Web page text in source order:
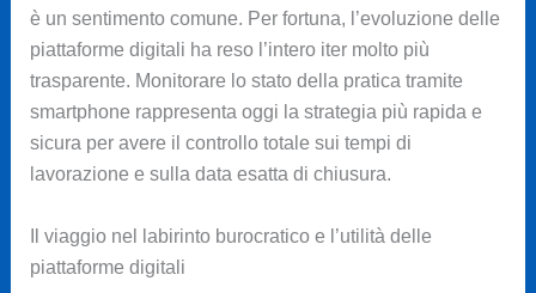
è un sentimento comune. Per fortuna, l’evoluzione delle
piattaforme digitali ha reso l’intero iter molto più
trasparente. Monitorare lo stato della pratica tramite
smartphone rappresenta oggi la strategia più rapida e
sicura per avere il controllo totale sui tempi di
lavorazione e sulla data esatta di chiusura.
Il viaggio nel labirinto burocratico e l’utilità delle
piattaforme digitali